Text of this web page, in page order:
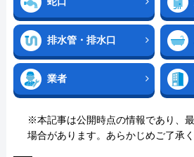
排水管・排水口
業者
※本記事は公開時点の情報であり、
場合があります。あらかじめご了承く